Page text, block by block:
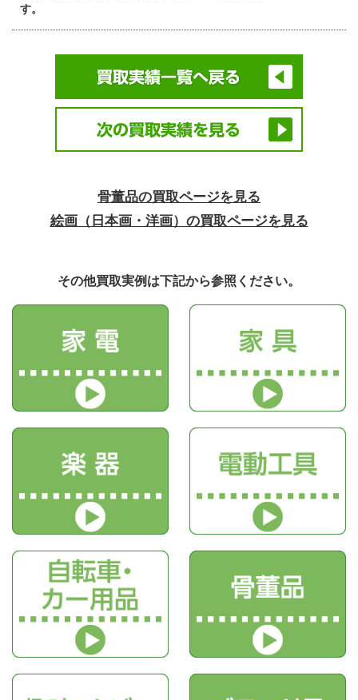
す。
骨董品の買取ページを見る
絵画（日本画・洋画）の買取ページを見る
その他買取実例は下記から参照ください。